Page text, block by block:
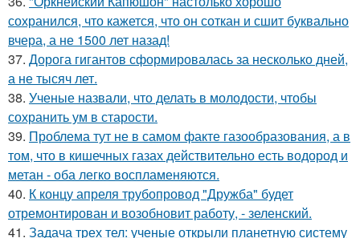
сохранился, что кажется, что он соткан и сшит буквально
вчера, а не 1500 лет назад!
37. Дорога гигантов сформировалась за несколько дней,
а не тысяч лет.
38. Ученые назвали, что делать в молодости, чтобы
сохранить ум в старости.
39. Проблема тут не в самом факте газообразования, а в
том, что в кишечных газах действительно есть водород и
метан - оба легко воспламеняются.
40. К концу апреля трубопровод "Дружба" будет
отремонтирован и возобновит работу, - зеленский.
41. Задача трех тел: ученые открыли планетную систему